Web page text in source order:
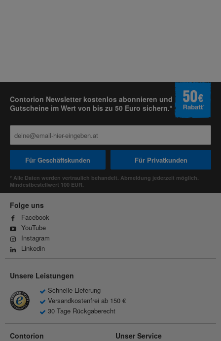
Contorion Newsletter kostenlos abonnieren und
Gutscheine im Wert von bis zu 50 Euro sichern.*
Für Geschäftskunden Für Privatkunden
* Alle Daten werden vertraulich behandelt. Abmeldung jederzeit möglich.
Mindestbestellwert 100 EUR.
Folge uns
Facebook
YouTube
Instagram
Linkedin
Unsere Leistungen
Schnelle Lieferung
Versandkostenfrei ab 150 €
30 Tage Rückgaberecht
Contorion Unser Service